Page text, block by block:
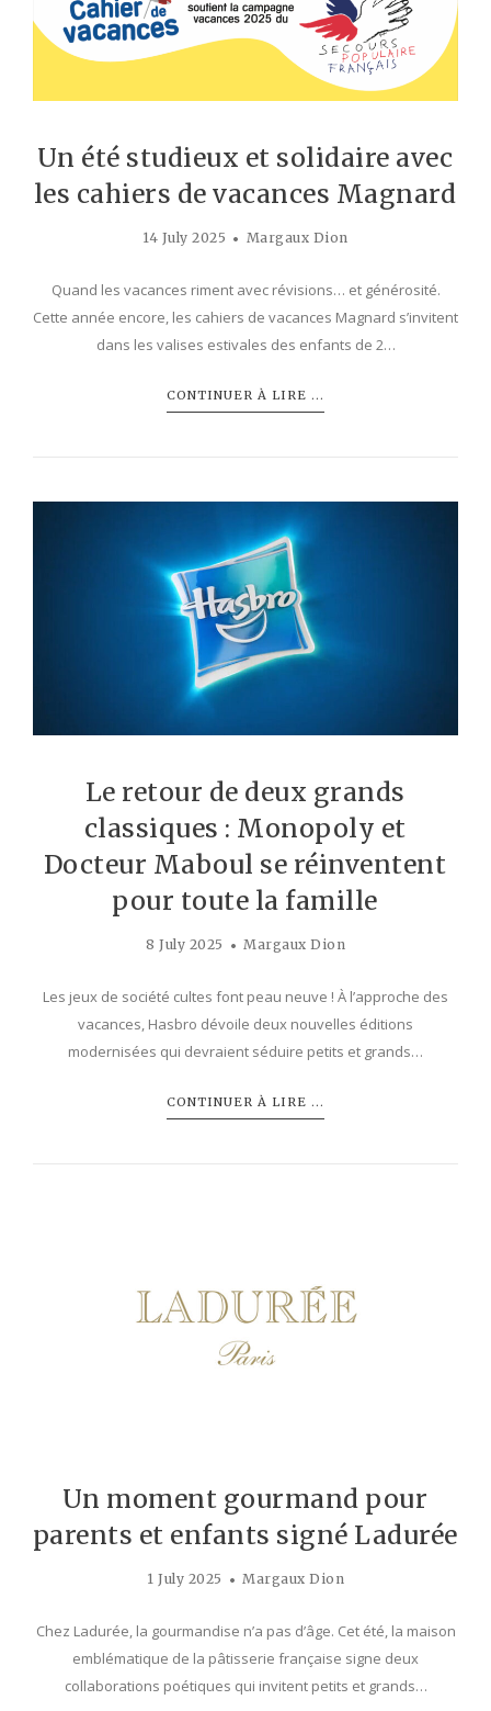
Un été studieux et solidaire avec
les cahiers de vacances Magnard
14 July 2025 Margaux Dion
Quand les vacances riment avec révisions… et générosité.
Cette année encore, les cahiers de vacances Magnard s’invitent
dans les valises estivales des enfants de 2…
CONTINUER À LIRE ...
Le retour de deux grands
classiques : Monopoly et
Docteur Maboul se réinventent
pour toute la famille
8 July 2025 Margaux Dion
Les jeux de société cultes font peau neuve ! À l’approche des
vacances, Hasbro dévoile deux nouvelles éditions
modernisées qui devraient séduire petits et grands…
CONTINUER À LIRE ...
Un moment gourmand pour
parents et enfants signé Ladurée
1 July 2025 Margaux Dion
Chez Ladurée, la gourmandise n’a pas d’âge. Cet été, la maison
emblématique de la pâtisserie française signe deux
collaborations poétiques qui invitent petits et grands…